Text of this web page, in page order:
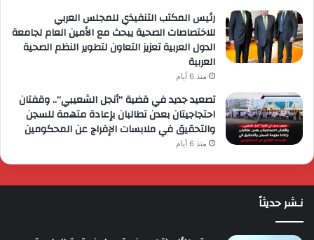
رئيس المكتب التنفيذي للمجلس العربي
للاختصاصات الصحية يبحث مع الأمين العام لجامعة
الدول العربية تعزيز التعاون لتطوير النظم الصحية
العربية
منذ 6 أيام
تصعيد جديد في قضية “أنجل الشعيبي”.. وقفتان
احتجاجيتان بعدن تطالبان بإعادة متهمة للسجن
والتحقيق في ملابسات الإفراج عن المحكومين
منذ 6 أيام
نـشر حديثاً